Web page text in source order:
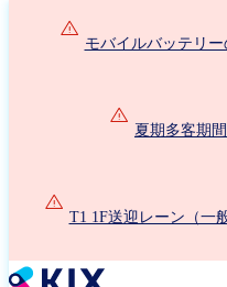
モバイルバッテリ
夏期多客期
T1 1F送迎レーン（一